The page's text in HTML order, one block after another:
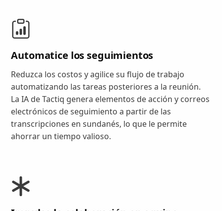
Automatice los seguimientos
Reduzca los costos y agilice su flujo de trabajo
automatizando las tareas posteriores a la reunión.
La IA de Tactiq genera elementos de acción y correos
electrónicos de seguimiento a partir de las
transcripciones en sundanés, lo que le permite
ahorrar un tiempo valioso.